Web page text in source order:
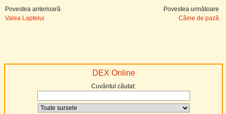
DEX Online
Cuvântul căutat:
Povestea anterioară
Valea Laptelui
Povestea următoare
Câine de pază